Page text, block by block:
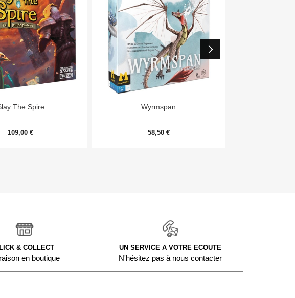
Aperçu rapide
The Spire
109,00 €
Aperçu rapide
Wyrmspan
58,50 €
& COLLECT
en boutique
UN SERVICE A VOTRE ECOUTE
N'hésitez pas à nous contacter